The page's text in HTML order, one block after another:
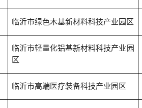
临沂市绿色木基新材料科技产业园区
临沂市轻量化铝基新材料科技产业园
区
临沂市高端医疗装备科技产业园区